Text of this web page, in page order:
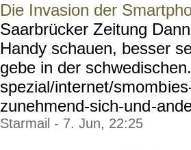
Die Invasion der
Saarbrücker Zeitung
Handy schauen, besser
gebe in der
spezial/internet/smomb
zunehmend-sich-und-
Starmail - 7. Jun, 22:25